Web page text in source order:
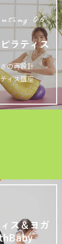
06
ラティス
の再設計
ィス講座
ス＆ヨガ